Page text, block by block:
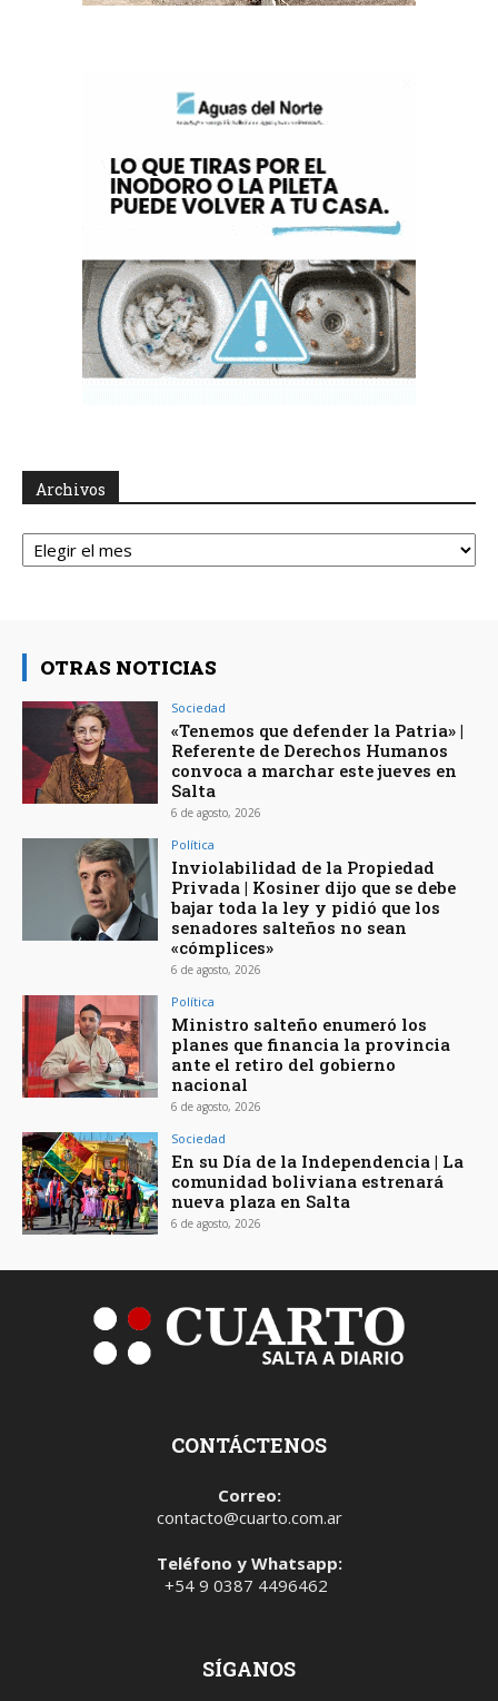
Archivos
Archivos
OTRAS NOTICIAS
Sociedad
«Tenemos que defender la Patria» |
Referente de Derechos Humanos
convoca a marchar este jueves en
Salta
6 de agosto, 2026
Política
Inviolabilidad de la Propiedad
Privada | Kosiner dijo que se debe
bajar toda la ley y pidió que los
senadores salteños no sean
«cómplices»
6 de agosto, 2026
Política
Ministro salteño enumeró los
planes que financia la provincia
ante el retiro del gobierno
nacional
6 de agosto, 2026
Sociedad
En su Día de la Independencia | La
comunidad boliviana estrenará
nueva plaza en Salta
6 de agosto, 2026
CONTÁCTENOS
Correo:
contacto@cuarto.com.ar
Teléfono y Whatsapp:
+54 9 0387 4496462
SÍGANOS